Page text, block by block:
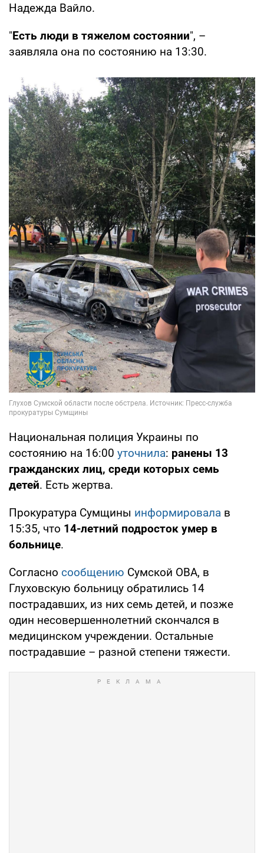
Надежда Вайло.
"Есть люди в тяжелом состоянии", –
заявляла она по состоянию на 13:30.
Национальная полиция Украины по
состоянию на 16:00 уточнила: ранены 13
гражданских лиц, среди которых семь
детей. Есть жертва.
Прокуратура Сумщины информировала в
15:35, что 14-летний подросток умер в
больнице.
Согласно сообщению Сумской ОВА, в
Глуховскую больницу обратились 14
пострадавших, из них семь детей, и позже
один несовершеннолетний скончался в
медицинском учреждении. Остальные
пострадавшие – разной степени тяжести.